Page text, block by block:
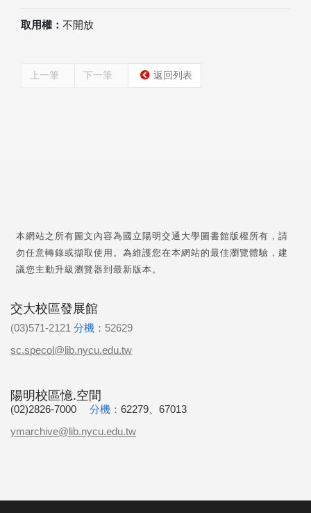
取用權： 不開放
上一筆 下一筆 返回列表
本網站之所有圖文內容為國立陽明交通大學圖書館版權所有，請
勿任意轉錄或擷取使用。為維護您在本網站的最佳瀏覽體驗，建
議您主動升級瀏覽器到最新版本。
交大校區發展館
(03)571-2121 分機： 52629
sc.specol@lib.nycu.edu.tw
陽明校區憶.空間
(02)2826-7000 分機： 62279、67013
ymarchive@lib.nycu.edu.tw